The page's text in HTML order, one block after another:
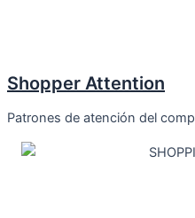
Shopper Attention
Patrones de atención del